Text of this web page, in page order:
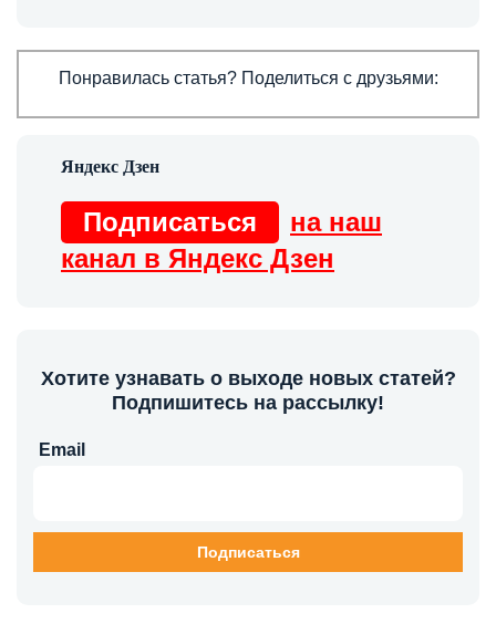
Понравилась статья? Поделиться с друзьями:
Подписаться
на наш
канал в Яндекс Дзен
Хотите узнавать о выходе новых статей?
Подпишитесь на рассылку!
Email